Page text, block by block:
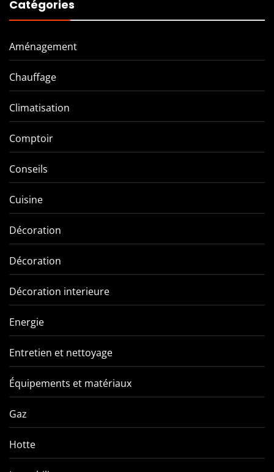
Catégories
Aménagement
Chauffage
Climatisation
Comptoir
Conseils
Cuisine
Décoration
Décoration
Décoration interieure
Energie
Entretien et nettoyage
Équipements et matériaux
Gaz
Hotte
de l’entretien d’une VMC
tout ce